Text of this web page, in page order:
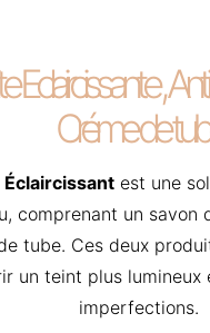
Eclaircissante ,
Créme de
est une
comprenant un savon
tube. Ces deux
un teint plus lumineux
imperfections.